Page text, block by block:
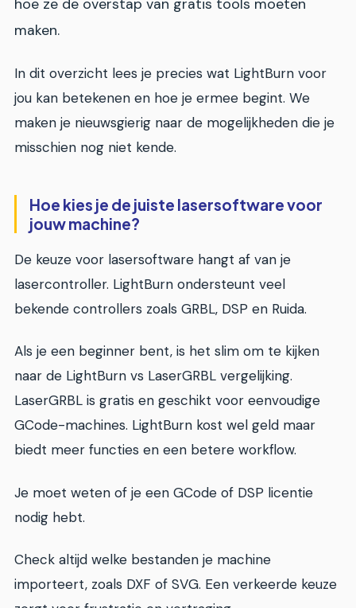
hoe ze de overstap van gratis tools moeten
maken.
In dit overzicht lees je precies wat LightBurn voor
jou kan betekenen en hoe je ermee begint. We
maken je nieuwsgierig naar de mogelijkheden die je
misschien nog niet kende.
Hoe kies je de juiste lasersoftware voor
jouw machine?
De keuze voor lasersoftware hangt af van je
lasercontroller. LightBurn ondersteunt veel
bekende controllers zoals GRBL, DSP en Ruida.
Als je een beginner bent, is het slim om te kijken
naar de LightBurn vs LaserGRBL vergelijking.
LaserGRBL is gratis en geschikt voor eenvoudige
GCode-machines. LightBurn kost wel geld maar
biedt meer functies en een betere workflow.
Je moet weten of je een GCode of DSP licentie
nodig hebt.
Check altijd welke bestanden je machine
importeert, zoals DXF of SVG. Een verkeerde keuze